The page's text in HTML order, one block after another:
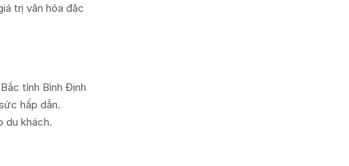
trị văn hóa đặc
tỉnh Bình Định
hấp dẫn.
du khách.